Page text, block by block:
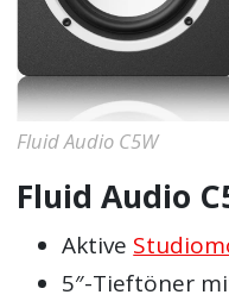
Fluid Audio C5W
Fluid Audio
Aktive
5″-Tieftöner